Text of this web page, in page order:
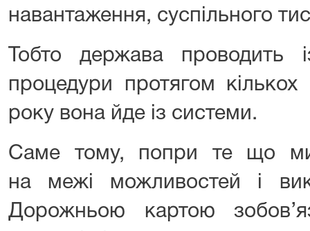
навантаження, суспільного
Тобто держава проводить
процедури протягом кількох
року вона йде із системи.
Саме тому, попри те що
на межі можливостей і
Дорожньою картою